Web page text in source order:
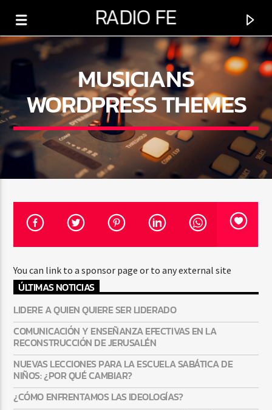
RADIO FE
0:00
PROGRAMA ACTUAL
SÁBADO DE ESPERANZA
5:00 AM 6:00 PM
Radio Fe
MUSICIANS
WORDPRESS THEMES
You can link to a sponsor page or to any external site
ÚLTIMAS NOTICIAS
LIDERE A QUIEN QUIERE SER LIDERADO
COMUNICACIÓN Y ENSEÑANZA EFECTIVAS EN LA
RECONSTRUCCIÓN DE JERUSALÉN
NUEVAS LECCIONES PARA LA ESCUELA SABÁTICA DE
NIÑOS: ¿POR QUÉ CAMBIAR?
¿CÓMO ENFRENTAMOS LAS IDEOLOGÍAS?